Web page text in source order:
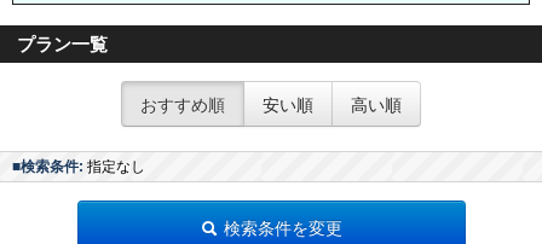
プラン一覧
おすすめ順 安い順 高い順
■検索条件: 指定なし
検索条件を変更